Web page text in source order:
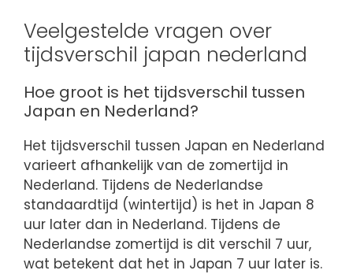
Veelgestelde vragen over
tijdsverschil japan nederland
Hoe groot is het tijdsverschil tussen
Japan en Nederland?
Het tijdsverschil tussen Japan en Nederland
varieert afhankelijk van de zomertijd in
Nederland. Tijdens de Nederlandse
standaardtijd (wintertijd) is het in Japan 8
uur later dan in Nederland. Tijdens de
Nederlandse zomertijd is dit verschil 7 uur,
wat betekent dat het in Japan 7 uur later is.